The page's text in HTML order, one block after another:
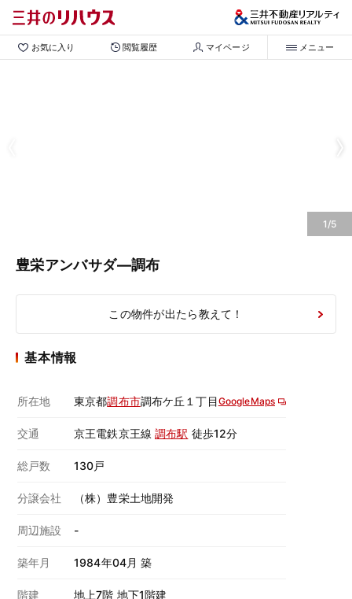
お気に入り 閲覧履歴 マイページ メニュー
1/5
豊栄アンバサダ―調布
この物件が出たら教えて！
基本情報
所在地 東京都調布市調布ケ丘１丁目GoogleMaps
交通 京王電鉄京王線 調布駅 徒歩12分
総戸数 130戸
分譲会社 （株）豊栄土地開発
周辺施設 -
築年月 1984年04月 築
階建 地上7階 地下1階建